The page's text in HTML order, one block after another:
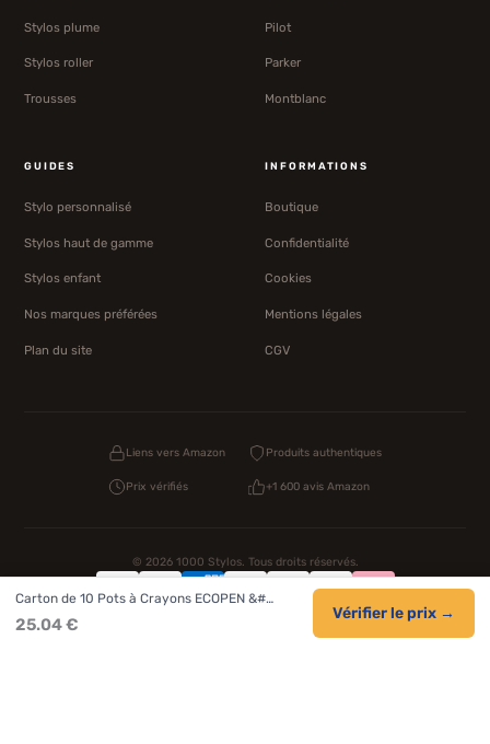
Stylos plume
Stylos roller
Trousses
Pilot
Parker
Montblanc
GUIDES
Stylo personnalisé
Stylos haut de gamme
Stylos enfant
Nos marques préférées
Plan du site
INFORMATIONS
Boutique
Confidentialité
Cookies
Mentions légales
CGV
Liens vers Amazon Produits authentiques
Prix vérifiés +1 600 avis Amazon
© 2026 1000 Stylos. Tous droits réservés.
Carton de 10 Pots à Crayons ECOPEN &#…
25.04 €
Vérifier le prix →